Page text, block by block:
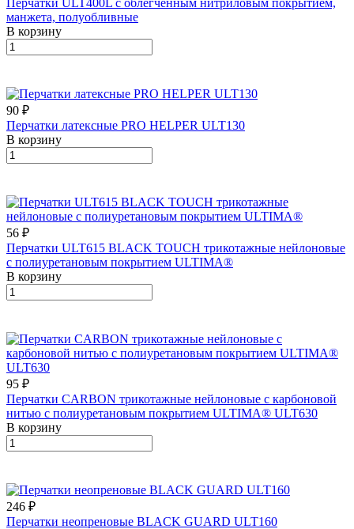
манжета, полуобливные
В корзину
90 ₽
Перчатки латексные PRO HELPER ULT130
В корзину
56 ₽
Перчатки ULT615 BLACK TOUCH трикотажные нейлоновые
с полиуретановым покрытием ULTIMA®
В корзину
95 ₽
Перчатки CARBON трикотажные нейлоновые с карбоновой
нитью с полиуретановым покрытием ULTIMA® ULT630
В корзину
246 ₽
Перчатки неопреновые BLACK GUARD ULT160